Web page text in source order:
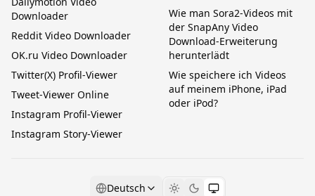
Downloader
Reddit Video Downloader
OK.ru Video Downloader
Twitter(X) Profil-Viewer
Tweet-Viewer Online
Instagram Profil-Viewer
Instagram Story-Viewer
Wie man Sora2-Videos mit
der SnapAny Video
Download-Erweiterung
herunterlädt
Wie speichere ich Videos
auf meinem iPhone, iPad
oder iPod?
Deutsch